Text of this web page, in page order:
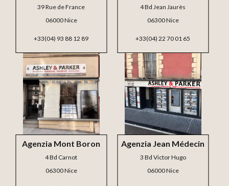
Agenzia Jean Médecin
3 Bd Victor Hugo
06000 Nice
39 Rue de France
06000 Nice
+33(04) 93 88 12 89
4 Bd Jean Jaurès
06300 Nice
+33(04) 22 70 01 65
Agenzia Mont Boron
4 Bd Carnot
06300 Nice